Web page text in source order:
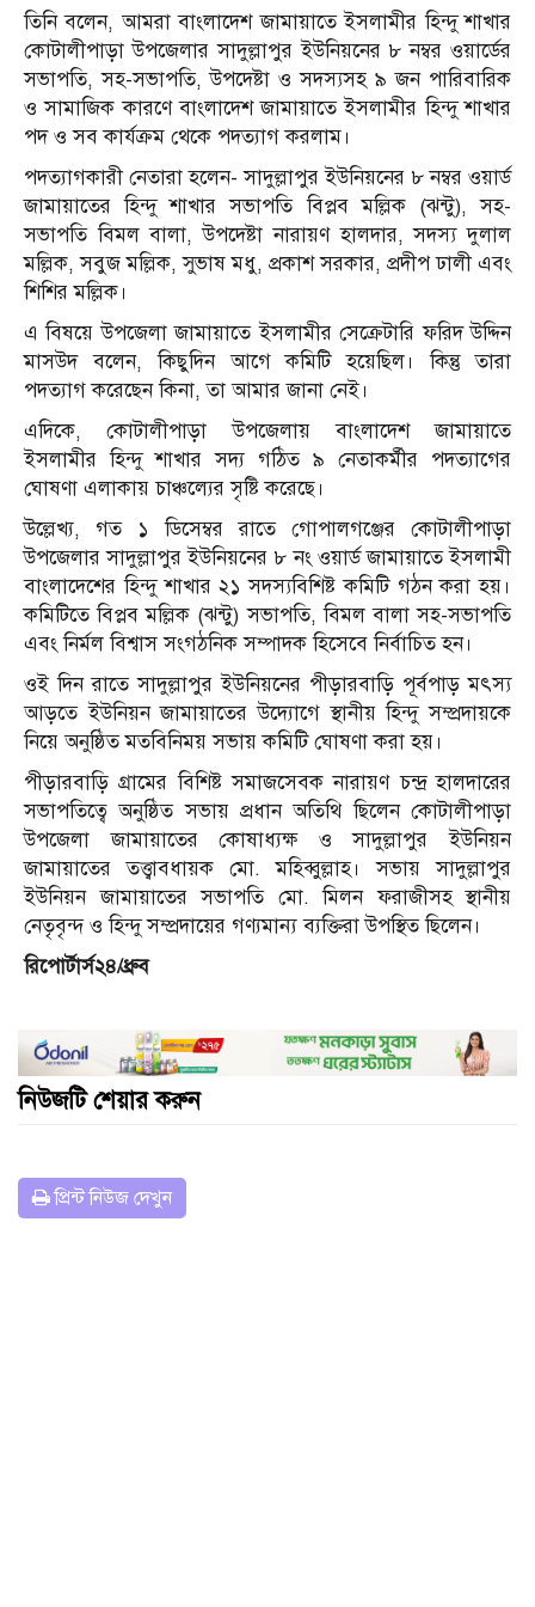
তিনি বলেন, আমরা বাংলাদেশ জামায়াতে ইসলামীর হিন্দু শাখার
কোটালীপাড়া উপজেলার সাদুল্লাপুর ইউনিয়নের ৮ নম্বর ওয়ার্ডের
সভাপতি, সহ-সভাপতি, উপদেষ্টা ও সদস্যসহ ৯ জন পারিবারিক
ও সামাজিক কারণে বাংলাদেশ জামায়াতে ইসলামীর হিন্দু শাখার
পদ ও সব কার্যক্রম থেকে পদত্যাগ করলাম।
পদত্যাগকারী নেতারা হলেন- সাদুল্লাপুর ইউনিয়নের ৮ নম্বর ওয়ার্ড
জামায়াতের হিন্দু শাখার সভাপতি বিপ্লব মল্লিক (ঝন্টু), সহ-
সভাপতি বিমল বালা, উপদেষ্টা নারায়ণ হালদার, সদস্য দুলাল
মল্লিক, সবুজ মল্লিক, সুভাষ মধু, প্রকাশ সরকার, প্রদীপ ঢালী এবং
শিশির মল্লিক।
এ বিষয়ে উপজেলা জামায়াতে ইসলামীর সেক্রেটারি ফরিদ উদ্দিন
মাসউদ বলেন, কিছুদিন আগে কমিটি হয়েছিল। কিন্তু তারা
পদত্যাগ করেছেন কিনা, তা আমার জানা নেই।
এদিকে, কোটালীপাড়া উপজেলায় বাংলাদেশ জামায়াতে
ইসলামীর হিন্দু শাখার সদ্য গঠিত ৯ নেতাকর্মীর পদত্যাগের
ঘোষণা এলাকায় চাঞ্চল্যের সৃষ্টি করেছে।
উল্লেখ্য, গত ১ ডিসেম্বর রাতে গোপালগঞ্জের কোটালীপাড়া
উপজেলার সাদুল্লাপুর ইউনিয়নের ৮ নং ওয়ার্ড জামায়াতে ইসলামী
বাংলাদেশের হিন্দু শাখার ২১ সদস্যবিশিষ্ট কমিটি গঠন করা হয়।
কমিটিতে বিপ্লব মল্লিক (ঝন্টু) সভাপতি, বিমল বালা সহ-সভাপতি
এবং নির্মল বিশ্বাস সংগঠনিক সম্পাদক হিসেবে নির্বাচিত হন।
ওই দিন রাতে সাদুল্লাপুর ইউনিয়নের পীড়ারবাড়ি পূর্বপাড় মৎস্য
আড়তে ইউনিয়ন জামায়াতের উদ্যোগে স্থানীয় হিন্দু সম্প্রদায়কে
নিয়ে অনুষ্ঠিত মতবিনিময় সভায় কমিটি ঘোষণা করা হয়।
পীড়ারবাড়ি গ্রামের বিশিষ্ট সমাজসেবক নারায়ণ চন্দ্র হালদারের
সভাপতিত্বে অনুষ্ঠিত সভায় প্রধান অতিথি ছিলেন কোটালীপাড়া
উপজেলা জামায়াতের কোষাধ্যক্ষ ও সাদুল্লাপুর ইউনিয়ন
জামায়াতের তত্ত্বাবধায়ক মো. মহিব্বুল্লাহ। সভায় সাদুল্লাপুর
ইউনিয়ন জামায়াতের সভাপতি মো. মিলন ফরাজীসহ স্থানীয়
নেতৃবৃন্দ ও হিন্দু সম্প্রদায়ের গণ্যমান্য ব্যক্তিরা উপস্থিত ছিলেন।
রিপোর্টার্স২৪/ধ্রুব
নিউজটি শেয়ার করুন
প্রিন্ট নিউজ দেখুন